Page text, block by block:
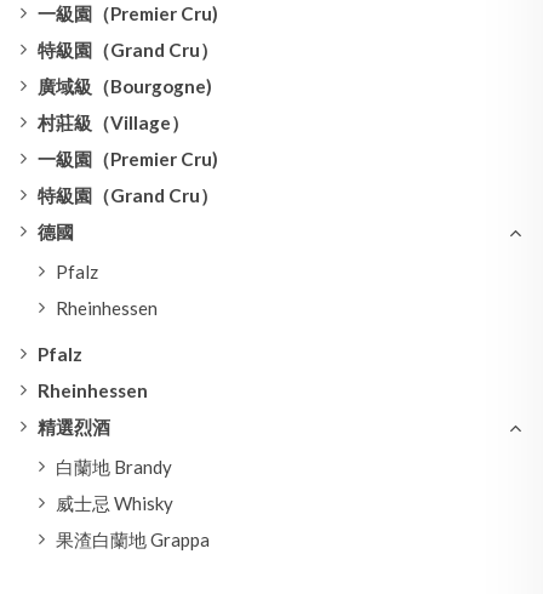
一級園（Premier Cru)
特級園（Grand Cru）
廣域級（Bourgogne)
村莊級（Village）
一級園（Premier Cru)
特級園（Grand Cru）
德國
Pfalz
Rheinhessen
Pfalz
Rheinhessen
精選烈酒
白蘭地 Brandy
威士忌 Whisky
果渣白蘭地 Grappa